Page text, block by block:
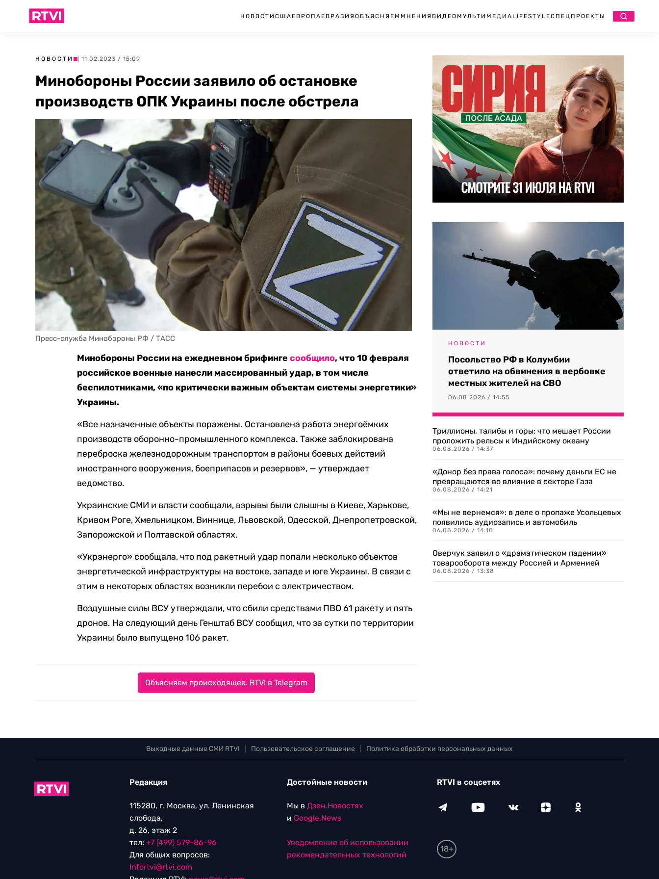
НОВОСТИ США ЕВРОПА ЕВРАЗИЯ ОБЪЯСНЯЕМ МНЕНИЯ ВИДЕО МУЛЬТИМЕДИА LIFESTYLEСПЕЦПРОЕКТЫ
НОВОСТИ | 11.02.2023 / 15:09
Минобороны России заявило об остановке
производств ОПК Украины после обстрела
Пресс-служба Минобороны РФ / ТАСС
Минобороны России на ежедневном брифингесообщило, что 10 февраля
российское военные нанесли массированный удар, в том числе
беспилотниками, «по критически важным объектам системы энергетики»
Украины.
«Все назначенные объекты поражены. Остановлена работа энергоёмких
производств оборонно-промышленного комплекса. Также заблокирована
переброска железнодорожным транспортом в районы боевых действий
иностранного вооружения, боеприпасов и резервов», — утверждает
ведомство.
Украинские СМИ и власти сообщали, взрывы были слышны в Киеве, Харькове,
Кривом Роге, Хмельницком, Виннице, Львовской, Одесской, Днепропетровской,
Запорожской и Полтавской областях.
«Укрэнерго» сообщала, что под ракетный удар попали несколько объектов
энергетической инфраструктуры на востоке, западе и юге Украины. В связи с
этим в некоторых областях возникли перебои с электричеством.
Воздушные силы ВСУ утверждали, что сбили средствами ПВО 61 ракету и пять
дронов. На следующий день Генштаб ВСУ сообщил, что за сутки по территории
Украины было выпущено 106 ракет.
Объясняем происходящее. RTVI в Telegram
НОВОСТИ
Посольство РФ в Колумбии
ответило на обвинения в вербовке
местных жителей на СВО
06.08.2026 / 14:55
Триллионы, талибы и горы: что мешает России
проложить рельсы к Индийскому океану
06.08.2026 / 14:37
«Донор без права голоса»: почему деньги ЕС не
превращаются во влияние в секторе Газа
06.08.2026 / 14:21
«Мы не вернемся»: в деле о пропаже Усольцевых
появились аудиозапись и автомобиль
06.08.2026 / 14:10
Оверчук заявил о «драматическом падении»
товарооборота между Россией и Арменией
06.08.2026 / 13:38
Выходные данные СМИ RTVI Пользовательское соглашение Политика обработки персональных данных
Редакция
115280, г. Москва, ул. Ленинская
слобода,
д. 26, этаж 2
тел: +7 (499) 579-86-96
Для общих вопросов:
Infortvi@rtvi.com
Достойные новости
Мы в Дзен.Новостях
и Google.News
Уведомление об использовании
рекомендательных технологий
RTVI в соцсетях
18+